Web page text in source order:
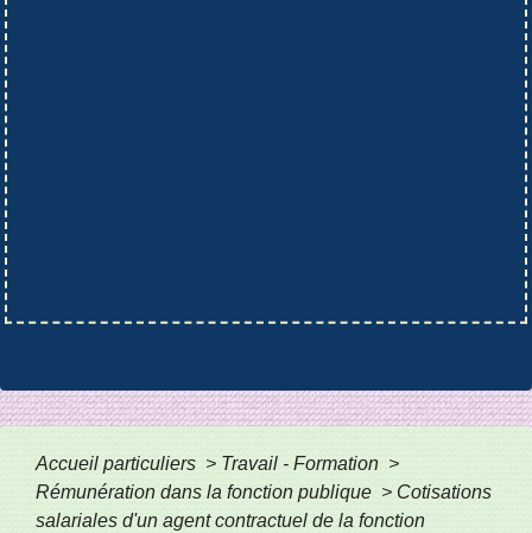
Accueil particuliers > Travail - Formation >
Rémunération dans la fonction publique > Cotisations
salariales d'un agent contractuel de la fonction